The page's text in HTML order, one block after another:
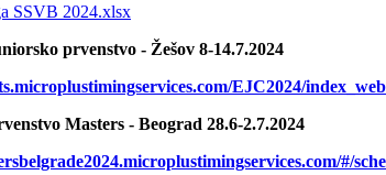
SSVB 2024.xlsx
prvenstvo - Žešov 8-14.7.2024
EJC2024/
Masters - Beograd 28.6-2.7.2024
#/